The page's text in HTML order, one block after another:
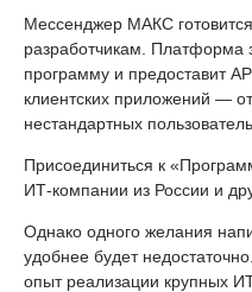
Мессенджер МАКС
разработчикам. Платформа
программу и предоставит
клиентских приложений —
нестандартных
Присоединиться к
ИТ-компании из России и
Однако одного желания
удобнее будет
опыт реализации крупных